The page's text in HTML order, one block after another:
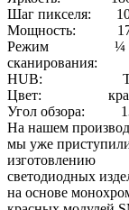
Шаг пикселя:
Мощность:
Режим
сканирования:
¼
HUB:
Цвет:
Угол обзора:
На нашем
мы уже
изготовлению
светодиодных
на основе